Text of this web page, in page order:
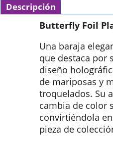
Descripción
Butterfly Foil
Una baraja
que destaca por
diseño
de mariposas y
troquelados. Su
cambia de color
convirtiéndola
pieza de